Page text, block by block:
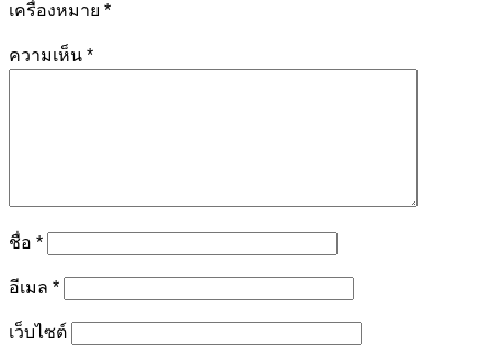
เครื่องหมาย *
ความเห็น *
ชื่อ *
อีเมล *
เว็บไซต์